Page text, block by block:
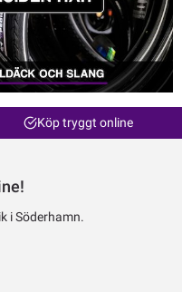
Köp tryggt online
i Söderhamn.